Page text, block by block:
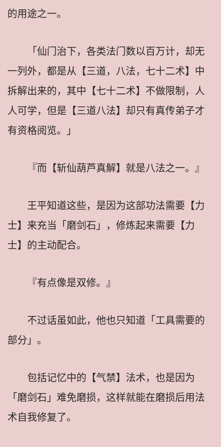
的用途之一。
「仙门治下，各类法门数以百万计，却无
一列外，都是从【三道，八法，七十二术】中
拆解出来的，其中【七十二术】不做限制，人
人可学，但是【三道八法】却只有真传弟子才
有资格阅览。」
『而【斩仙葫芦真解】就是八法之一。』
王平知道这些，是因为这部功法需要【力
士】来充当「磨剑石」，修炼起来需要【力
士】的主动配合。
『有点像是双修。』
不过话虽如此，他也只知道「工具需要的
部分」。
包括记忆中的【气禁】法术，也是因为
「磨剑石」难免磨损，这样就能在磨损后用法
术自我修复了。